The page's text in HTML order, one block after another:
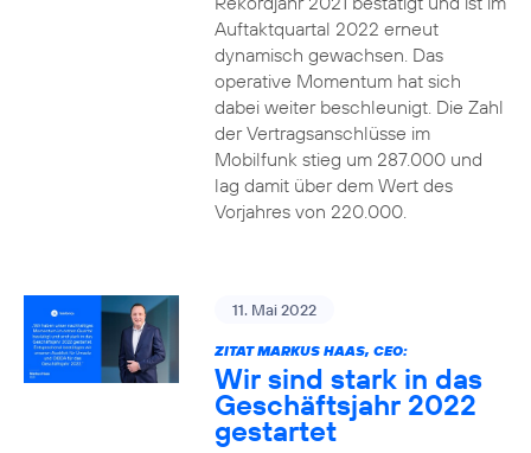
Auftaktquartal 2022 erneut
dynamisch gewachsen. Das
operative Momentum hat sich
dabei weiter beschleunigt. Die Zahl
der Vertragsanschlüsse im
Mobilfunk stieg um 287.000 und
lag damit über dem Wert des
Vorjahres von 220.000.
11. Mai 2022
ZITAT MARKUS HAAS, CEO:
Wir sind stark in das
Geschäftsjahr 2022
gestartet